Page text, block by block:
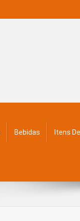
Bebidas Itens